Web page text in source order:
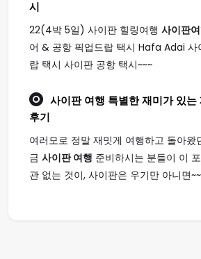
시
22(4박 5일) 사이판 힐링여행 사이판
어 & 공항 픽업드랍 택시 Hafa Adai 사
랍 택시 사이판 공항 택시~~~
사이판 여행 특별한 재미가 있는
후기
여러모로 정말 재밋게 여행하고 돌아왔
금 사이판 여행 준비하시는 분들이 이
관 없는 것이, 사이판은 우기만 아니면